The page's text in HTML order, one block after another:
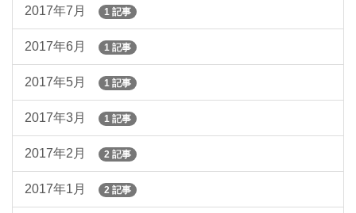
2017年7月 1 記事
2017年6月 1 記事
2017年5月 1 記事
2017年3月 1 記事
2017年2月 2 記事
2017年1月 2 記事